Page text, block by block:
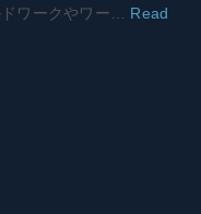
ワークやワー… Read